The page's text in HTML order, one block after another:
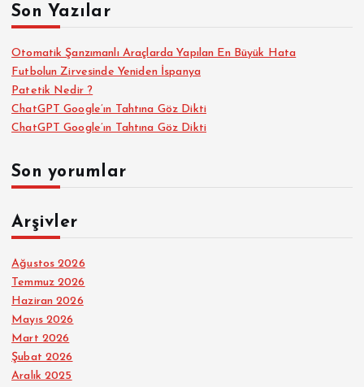
:Son Yazılar
Otomatik Şanzımanlı Araçlarda Yapılan En Büyük Hata
Futbolun Zirvesinde Yeniden İspanya
Patetik Nedir ?
ChatGPT Google’ın Tahtına Göz Dikti
ChatGPT Google’ın Tahtına Göz Dikti
Son yorumlar
Arşivler
Ağustos 2026
Temmuz 2026
Haziran 2026
Mayıs 2026
Mart 2026
Şubat 2026
Aralık 2025